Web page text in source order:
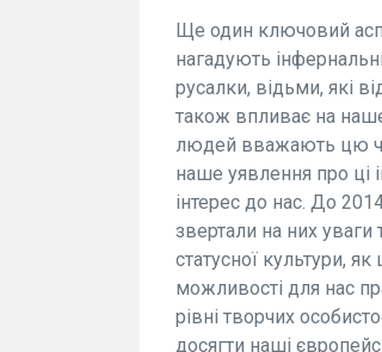
Ще один ключовий
нагадують
русалки, відьми, які
також впливає на
людей вважають цю
наше уявлення про ці
інтерес до нас. До
звертали на них
статусної культури,
можливості для нас
рівні творчих
досягти наші